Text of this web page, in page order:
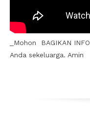
_Mohon BAGIKAN
Anda sekeluarga. Amin